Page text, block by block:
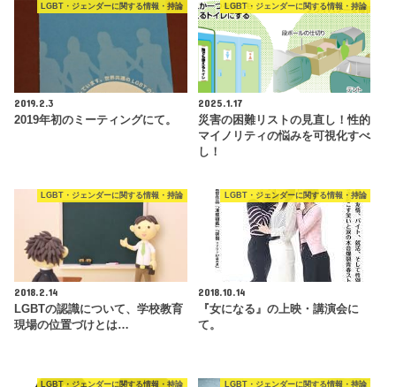
LGBT・ジェンダーに関する情報・持論
2019.2.3
2019年初のミーティングにて。
LGBT・ジェンダーに関する情報・持論
2025.1.17
災害の困難リストの見直し！性的
マイノリティの悩みを可視化すべ
し！
LGBT・ジェンダーに関する情報・持論
2018.2.14
LGBTの認識について、学校教育
現場の位置づけとは…
LGBT・ジェンダーに関する情報・持論
2018.10.14
『女になる』の上映・講演会に
て。
LGBT・ジェンダーに関する情報・持論 LGBT・ジェンダーに関する情報・持論